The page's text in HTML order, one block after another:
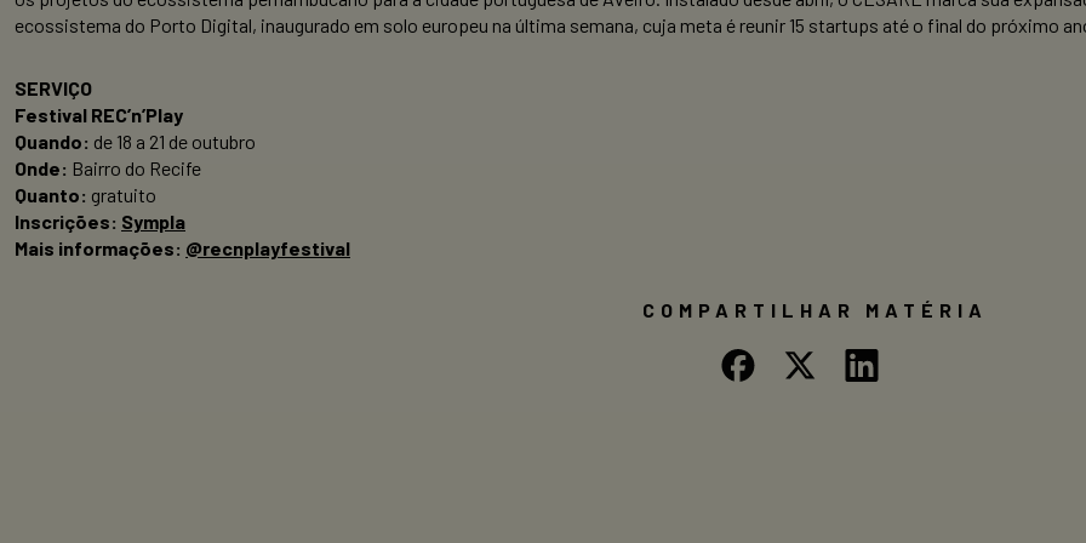
ecossistema do Porto Digital, inaugurado em solo europeu na última semana, cuja meta é reunir 15 startups até o final do próximo
SERVIÇO
Festival REC’n’Play
Quando: de 18 a 21 de outubro
Onde: Bairro do Recife
Quanto: gratuito
Inscrições: Sympla
Mais informações: @recnplayfestival
COMPARTILHAR MATÉRIA